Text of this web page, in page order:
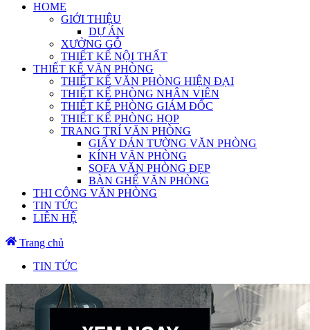
HOME
GIỚI THIỆU
DỰ ÁN
XƯỞNG GỖ
THIẾT KẾ NỘI THẤT
THIẾT KẾ VĂN PHÒNG
THIẾT KẾ VĂN PHÒNG HIỆN ĐẠI
THIẾT KẾ PHÒNG NHÂN VIÊN
THIẾT KẾ PHÒNG GIÁM ĐỐC
THIẾT KẾ PHÒNG HỌP
TRANG TRÍ VĂN PHÒNG
GIẤY DÁN TƯỜNG VĂN PHÒNG
KÍNH VĂN PHÒNG
SOFA VĂN PHÒNG ĐẸP
BÀN GHẾ VĂN PHÒNG
THI CÔNG VĂN PHÒNG
TIN TỨC
LIÊN HỆ
Trang chủ
TIN TỨC